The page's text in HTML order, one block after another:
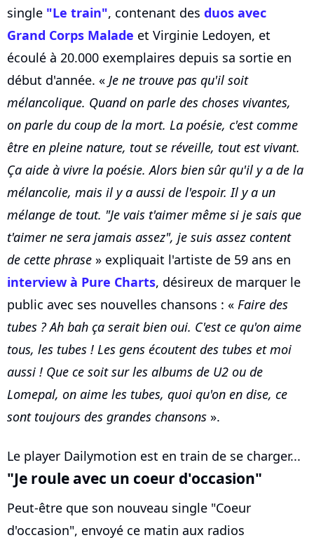
single "Le train", contenant des duos avec
Grand Corps Malade et Virginie Ledoyen, et
écoulé à 20.000 exemplaires depuis sa sortie en
début d'année. « Je ne trouve pas qu'il soit
mélancolique. Quand on parle des choses vivantes,
on parle du coup de la mort. La poésie, c'est comme
être en pleine nature, tout se réveille, tout est vivant.
Ça aide à vivre la poésie. Alors bien sûr qu'il y a de la
mélancolie, mais il y a aussi de l'espoir. Il y a un
mélange de tout. "Je vais t'aimer même si je sais que
t'aimer ne sera jamais assez", je suis assez content
de cette phrase » expliquait l'artiste de 59 ans en
interview à Pure Charts, désireux de marquer le
public avec ses nouvelles chansons : « Faire des
tubes ? Ah bah ça serait bien oui. C'est ce qu'on aime
tous, les tubes ! Les gens écoutent des tubes et moi
aussi ! Que ce soit sur les albums de U2 ou de
Lomepal, on aime les tubes, quoi qu'on en dise, ce
sont toujours des grandes chansons ».
Le player Dailymotion est en train de se charger...
"Je roule avec un coeur d'occasion"
Peut-être que son nouveau single "Coeur
d'occasion", envoyé ce matin aux radios